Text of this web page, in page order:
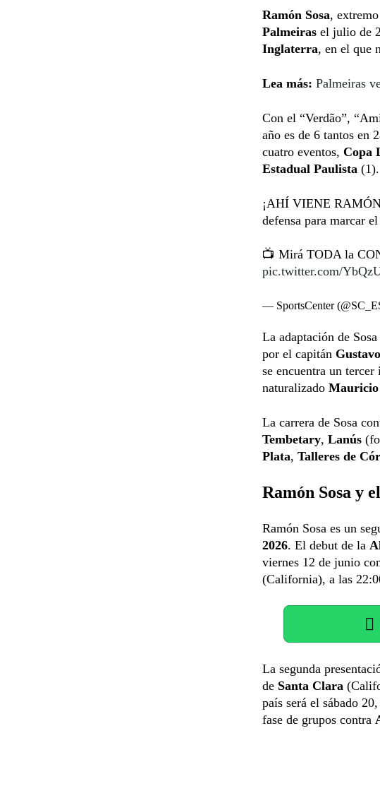
Ramón Sosa,
Palmeiras el julio de
Inglaterra, en el que
Lea más: Palmeiras
Con el “Verdão”,
año es de 6 tantos en
cuatro eventos, Copa
Estadual Paulista (1).
¡AHÍ VIENE
defensa para marcar
📺 Mirá TODA la
pic.twitter.com/
— SportsCenter
La adaptación de
por el capitán
se encuentra un tercer
naturalizado
La carrera de Sosa
Tembetary, Lanús
Plata, Talleres de
Ramón Sosa y
Ramón Sosa es un
2026. El debut de la
viernes 12 de junio
(California), a las
La segunda
de Santa Clara
país será el sábado
fase de grupos contra